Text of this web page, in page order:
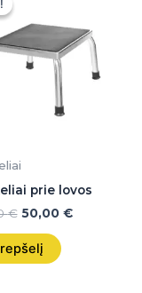
prie lovos
€
50,00 €.
50,00 €
50,00 €.